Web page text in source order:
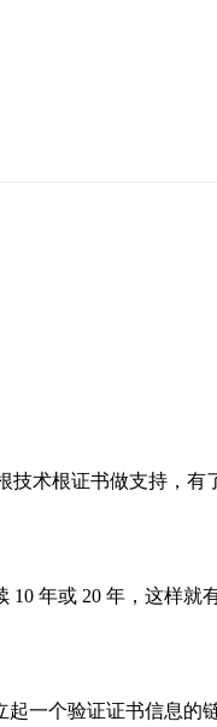
技术根证书做支持，有
年或 20 年，这样就
一个验证证书信息的